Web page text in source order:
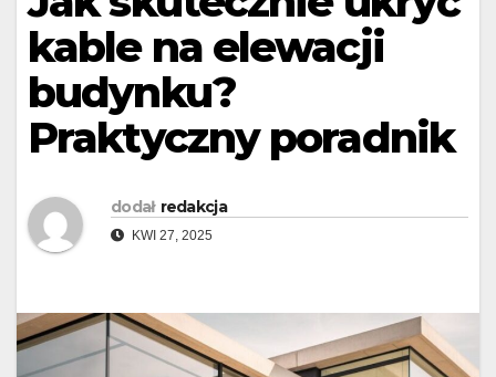
kable na elewacji
budynku?
Praktyczny poradnik
dodał redakcja
KWI 27, 2025